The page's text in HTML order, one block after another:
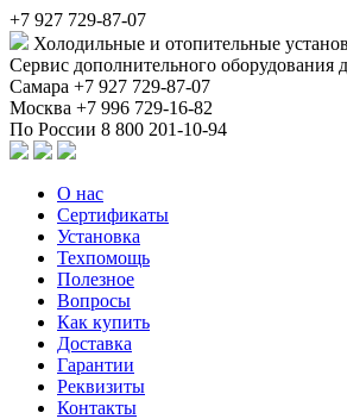
+7 927 729-87-07
Холодильные и отопительные
Сервис дополнительного оборудования
Самара +7 927 729-87-07
Москва +7 996 729-16-82
По России 8 800 201-10-94
О нас
Сертификаты
Установка
Техпомощь
Полезное
Вопросы
Как купить
Доставка
Гарантии
Реквизиты
Контакты